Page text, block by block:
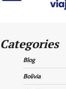
Categories
Blog
Bolivia